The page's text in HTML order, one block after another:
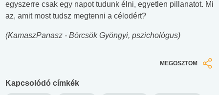
egyszerre csak egy napot tudunk élni, egyetlen pillanatot. Mi
az, amit most tudsz megtenni a célodért?
(KamaszPanasz - Börcsök Gyöngyi, pszichológus)
MEGOSZTOM
Kapcsolódó címkék